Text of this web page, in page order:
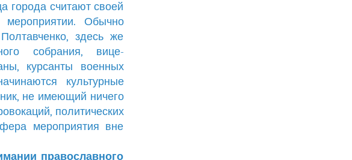
города считают своей
мероприятии. Обычно
здесь же
собрания, вице-
курсанты военных
культурные
не имеющий ничего
политических
мероприятия вне
православного